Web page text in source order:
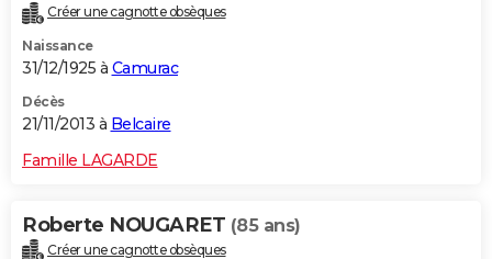
Créer une cagnotte obsèques
Naissance
31/12/1925 à Camurac
Décès
21/11/2013 à Belcaire
Famille LAGARDE
Roberte NOUGARET (85 ans)
Créer une cagnotte obsèques